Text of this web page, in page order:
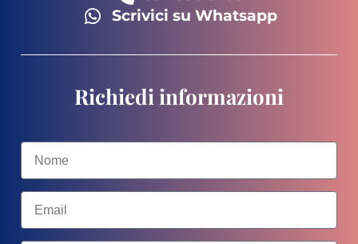
Scrivici su Whatsapp
Richiedi informazioni